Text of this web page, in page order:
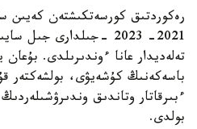
رەكوردتىق كورسەتكىشتەن كەيىن
تەلەديدار عانا ءوندىرىلدى. بۇعان
باسەكەنىڭ كۇشەيۋى، بولشەكتەر
ءبىرقاتار وتاندىق
بولدى.